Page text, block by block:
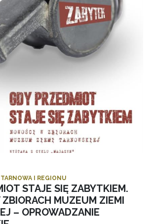
I REGIONU
STAJE SIĘ ZABYTKIEM.
MUZEUM ZIEMI
– OPROWADZANIE